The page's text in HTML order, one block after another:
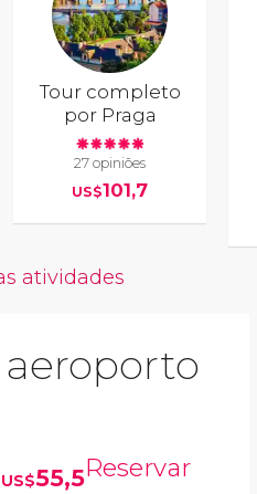
Tour completo
por Praga
27 opiniões
US$101,7
atividades
aeroporto
US$55,5Reservar